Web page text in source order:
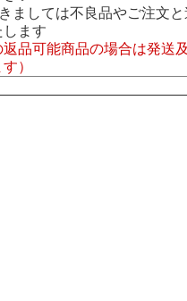
ましては不良品やご注文と
ます
返品可能商品の場合は発送
）